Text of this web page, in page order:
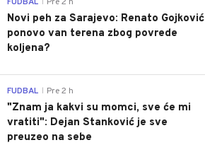
Novi peh za Sarajevo: Renato Gojković
ponovo van terena zbog povrede
koljena?
FUDBAL Pre 2 h
"Znam ja kakvi su momci, sve će mi
vratiti": Dejan Stanković je sve
preuzeo na sebe